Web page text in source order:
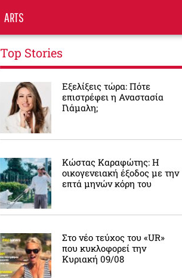
ARTS
Top Stories
Εξελίξεις τώρα: Πότε
επιστρέφει η Αναστασία
Γιάμαλη;
Κώστας Καραφώτης: Η
οικογενειακή έξοδος με την
επτά μηνών κόρη του
Στο νέο τεύχος του «UR»
που κυκλοφορεί την
Κυριακή 09/08